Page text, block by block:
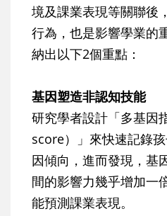
境及課業表現等關聯後
行為，也是影響學業的
納出以下2個重點：
基因塑造非認知技能
研究學者設計「多基因
score）」來快速記錄
因傾向，進而發現，基
間的影響力幾乎增加一
能預測課業表現。